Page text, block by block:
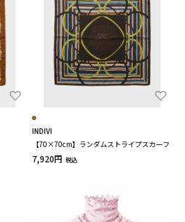
INDIVI
【70×70cm】ランダムストライプスカーフ
7,920円 税込